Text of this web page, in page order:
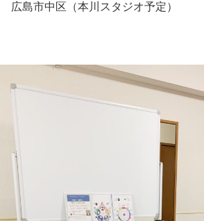
広島市中区（本川スタジオ予定）